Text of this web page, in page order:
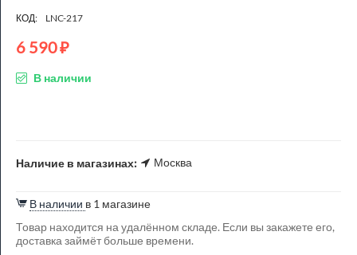
КОД: LNC-217
6 590₽
В наличии
Наличие в магазинах: Москва
В наличии в 1 магазине
Товар находится на удалённом складе. Если вы закажете его,
доставка займёт больше времени.